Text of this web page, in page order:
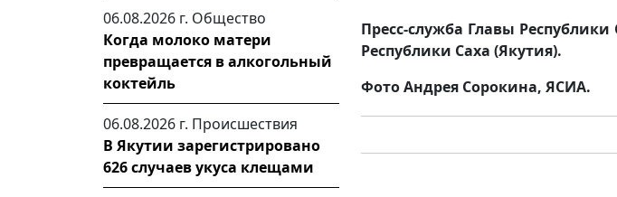
06.08.2026 г. Общество
Когда молоко матери
превращается в алкогольный
коктейль
06.08.2026 г. Происшествия
В Якутии зарегистрировано
626 случаев укуса клещами
Пресс-служба Главы
Республики Саха (Якутия).
Фото Андрея Сорокина, ЯСИА.